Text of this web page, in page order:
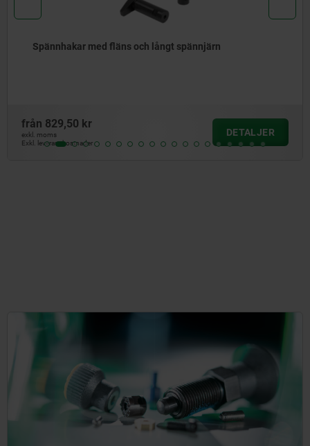
DETALJER
Spännhakar med fläns och
1 041,25 kr
Exkl. leveranskostnader